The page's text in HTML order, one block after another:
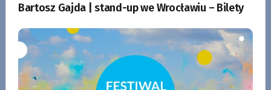
Bartosz Gajda | stand-up we Wrocławiu – Bilety